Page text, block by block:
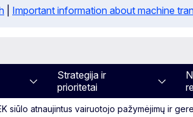
Important information about machine
Strategija ir
prioritetai
siūlo atnaujintus vairuotojo pažymėjimų ir